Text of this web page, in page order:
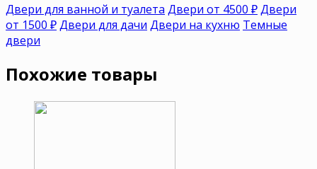
Двери для ванной и туалета Двери от 4500 ₽Двери
от 1500 ₽Двери для дачи Двери на кухню Темные
двери
Похожие товары